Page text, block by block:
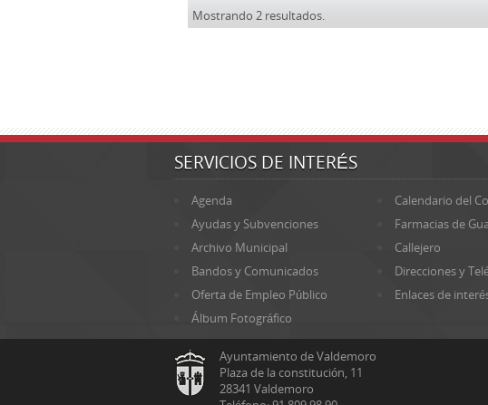
Mostrando 2 resultados.
SERVICIOS DE INTERÉS
Agenda
Calendario del
Ayudas y Subvenciones
Farmacias de
Archivo Municipal
Callejero
Bandos y Comunicados
Direcciones y
Oferta de Empleo Público
Enlaces de
Álbum Fotográfico
Ayuntamiento de Valdemoro
Plaza de la constitución, 11
28341 Valdemoro